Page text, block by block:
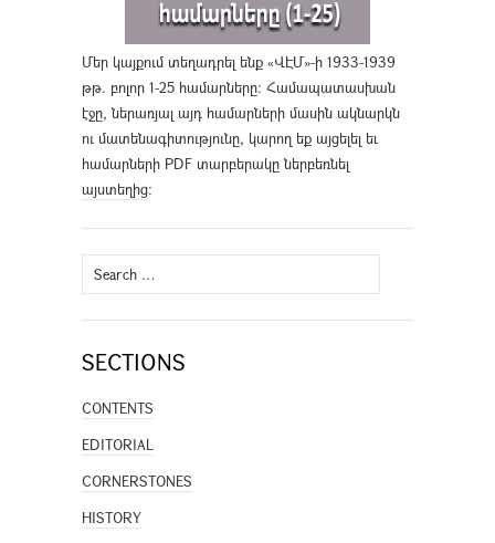
Մեր կայքում տեղադրել ենք «ՎԷՄ»-ի 1933-1939
թթ. բոլոր 1-25 համարները։ Համապատասխան
էջը, ներառյալ այդ համարների մասին ակնարկն
ու մատենագիտությունը, կարող եք այցելել եւ
համարների PDF տարբերակը ներբեռնել
այստեղից։
Search
for:
SECTIONS
CONTENTS
EDITORIAL
CORNERSTONES
HISTORY